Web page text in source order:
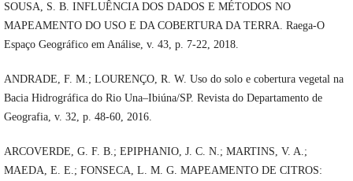
SOUSA, S. B. INFLUÊNCIA DOS DADOS E MÉTODOS NO
MAPEAMENTO DO USO E DA COBERTURA DA TERRA. Raega-O
Espaço Geográfico em Análise, v. 43, p. 7-22, 2018.
ANDRADE, F. M.; LOURENÇO, R. W. Uso do solo e cobertura vegetal na
Bacia Hidrográfica do Rio Una–Ibiúna/SP. Revista do Departamento de
Geografia, v. 32, p. 48-60, 2016.
ARCOVERDE, G. F. B.; EPIPHANIO, J. C. N.; MARTINS, V. A.;
MAEDA, E. E.; FONSECA, L. M. G. MAPEAMENTO DE CITROS: